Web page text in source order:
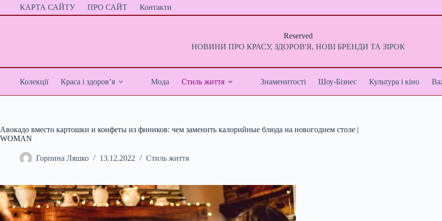
ПерейтиКАРТА САЙТУ ПРО САЙТ Контакти
Reserved
НОВИНИ ПРО КРАСУ, ЗДОРОВ'Я, НОВІ БРЕНДИ ТА ЗІРОК
Колекції Краса і здоров’я Мода Стиль життя Знаменитості Шоу-Бізнес Культура і кіно
Авокадо вместо картошки и конфеты из фиников: чем заменить калорийные блюда на новогоднем столе |
WOMAN
Горпина Ляшко 13.12.2022 Стиль життя